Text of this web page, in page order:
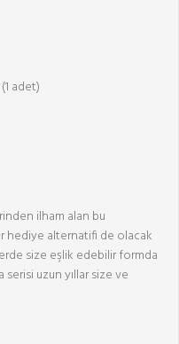
adet)
ilham alan bu
hediye alternatifi de olacak
size eşlik edebilir formda
serisi uzun yıllar size ve